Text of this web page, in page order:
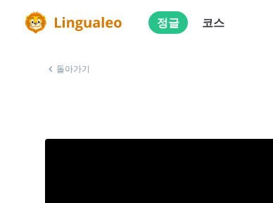
정글 코스
돌아가기